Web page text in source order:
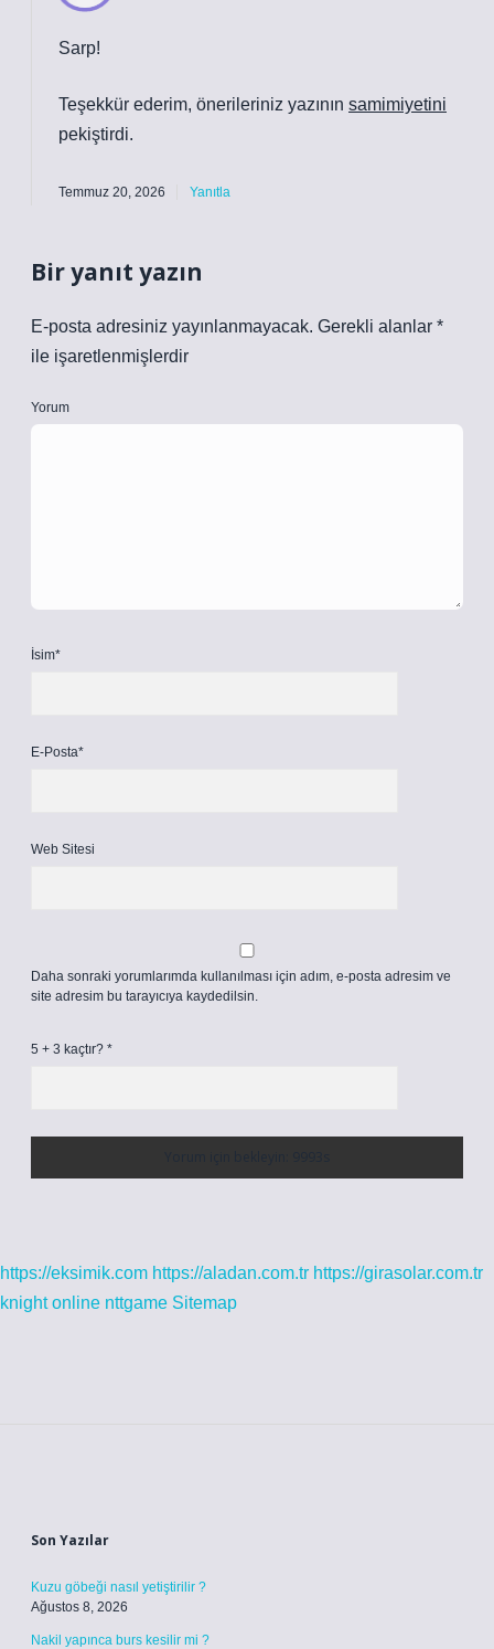
Sarp!
Teşekkür ederim, önerileriniz yazının samimiyetini
pekiştirdi.
Temmuz 20, 2026 Yanıtla
Bir yanıt yazın
E-posta adresiniz yayınlanmayacak. Gerekli alanlar *
ile işaretlenmişlerdir
Yorum
İsim*
E-Posta*
Web Sitesi
Daha sonraki yorumlarımda kullanılması için adım, e-posta adresim ve
site adresim bu tarayıcıya kaydedilsin.
5 + 3 kaçtır? *
https://eksimik.com https://aladan.com.tr https://girasolar.com.tr
knight online nttgame Sitemap
Son Yazılar
Kuzu göbeği nasıl yetiştirilir ?
Ağustos 8, 2026
Nakil yapınca burs kesilir mi ?